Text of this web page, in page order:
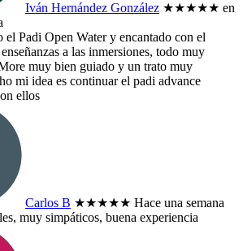
Iván Hernández González ★★★★★ en
el Padi Open Water y encantado con el
a las inmersiones, todo muy
muy bien guiado y un trato muy
mi idea es continuar el padi advance
ellos
Carlos B ★★★★★ Hace una semana
muy simpáticos, buena experiencia